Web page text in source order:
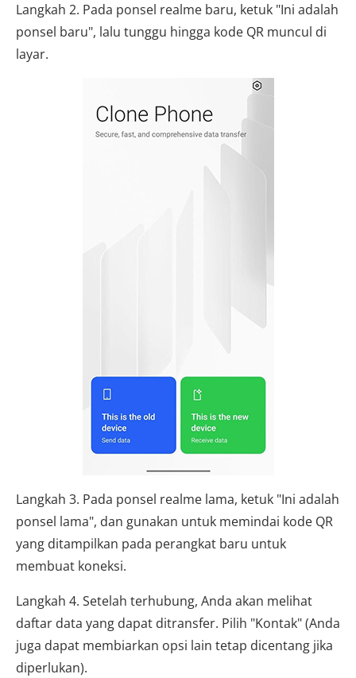
Langkah 2. Pada ponsel realme baru, ketuk "Ini adalah
ponsel baru", lalu tunggu hingga kode QR muncul di
layar.
Langkah 3. Pada ponsel realme lama, ketuk "Ini adalah
ponsel lama", dan gunakan untuk memindai kode QR
yang ditampilkan pada perangkat baru untuk
membuat koneksi.
Langkah 4. Setelah terhubung, Anda akan melihat
daftar data yang dapat ditransfer. Pilih "Kontak" (Anda
juga dapat membiarkan opsi lain tetap dicentang jika
diperlukan).